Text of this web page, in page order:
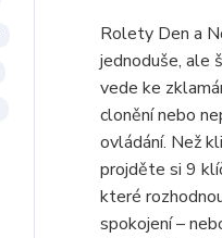
Rolety Den a
jednoduše, ale
vede ke
clonění nebo
ovládání. Než
projděte si 9
které
spokojení –